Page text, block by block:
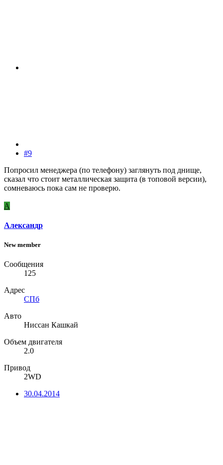
#9
Попросил менеджера (по телефону) заглянуть под днище,
сказал что стоит металлическая защита (в топовой версии),
сомневаюсь пока сам не проверю.
А
Александр
New member
Сообщения
125
Адрес
СПб
Авто
Ниссан Кашкай
Объем двигателя
2.0
Привод
2WD
30.04.2014